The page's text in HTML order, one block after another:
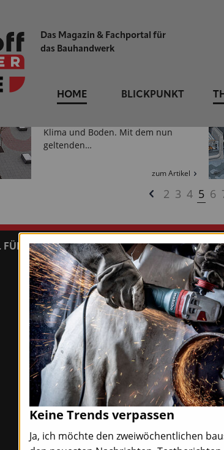
Das Magazin & Fachportal für
das Bauhandwerk
HOME BLICKPUNKT
ZWISCHENSPEICHER
Das von Hübner-Lee patentierte
Klima und Boden. Mit dem nun
geltenden…
zum Artikel
2 3 4 5 6
FÜR HANDEL UND HANDWERK
Blickpunkt
Top-News
Titelstory
Blickpunkt
Allgemein - Aktuelles
Namen und
Neuigkeiten
Messen, Seminare,
Termine
Themen
Türen & Tore
Fenster
Bad & Heizung
Bodenbeläge & Aufbau
Innenausbau
Werkzeuge &
Befestigungstechnik
Arbeitsschutz /
Arbeitssicherheit
Dach & Holzbau
Fassade
Keine Trends verpassen
Ja, ich möchte den zweiwöchentlichen